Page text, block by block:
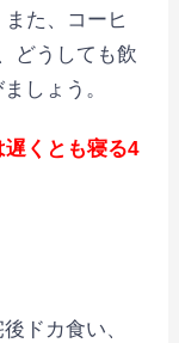
た、コーヒ
どうしても飲
しょう。
くとも寝る4
ドカ食い、